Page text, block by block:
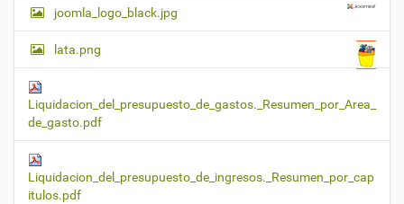
joomla_logo_black.jpg
lata.png
Liquidacion_del_presupuesto_de_gastos._Resumen_por_Area_
de_gasto.pdf
Liquidacion_del_presupuesto_de_ingresos._Resumen_por_cap
itulos.pdf